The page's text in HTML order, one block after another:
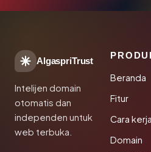
AlgaspriTrust
Intelijen domain
otomatis dan
independen untuk
web terbuka.
Beranda
Fitur
Cara kerja
Domain